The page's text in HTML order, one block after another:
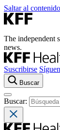
Saltar al
The independent
news.
Suscribirse
Buscar
Buscar: